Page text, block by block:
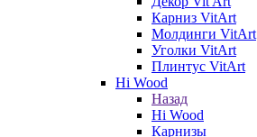
Карниз VitArt
Молдинги VitArt
Уголки VitArt
Плинтус VitArt
Hi Wood
Назад
Hi Wood
Карнизы